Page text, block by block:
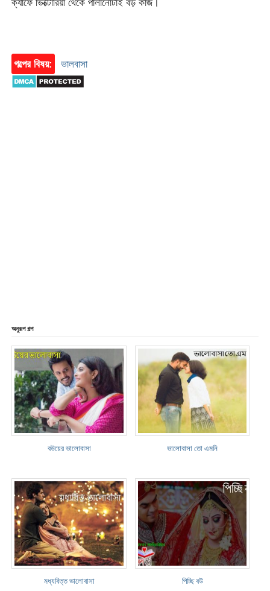
ক্যাফে ভিক্টোরিয়া থেকে পালানোটাই বড় কাজ।
গল্পের বিষয়: ভালবাসা
অনুরূপ গল্প
বউয়ের ভালোবাসা ভালোবাসা তো এমনি
মধ্যবিত্ত ভালোবাসা পিচ্ছি বউ